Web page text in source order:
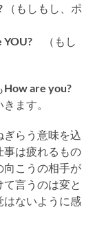
（もしもし、ポ
YOU? （もし
How are you?
ます。
ぎらう意味を込
事は疲れるもの
向こうの相手が
言うのは変と
はないように感